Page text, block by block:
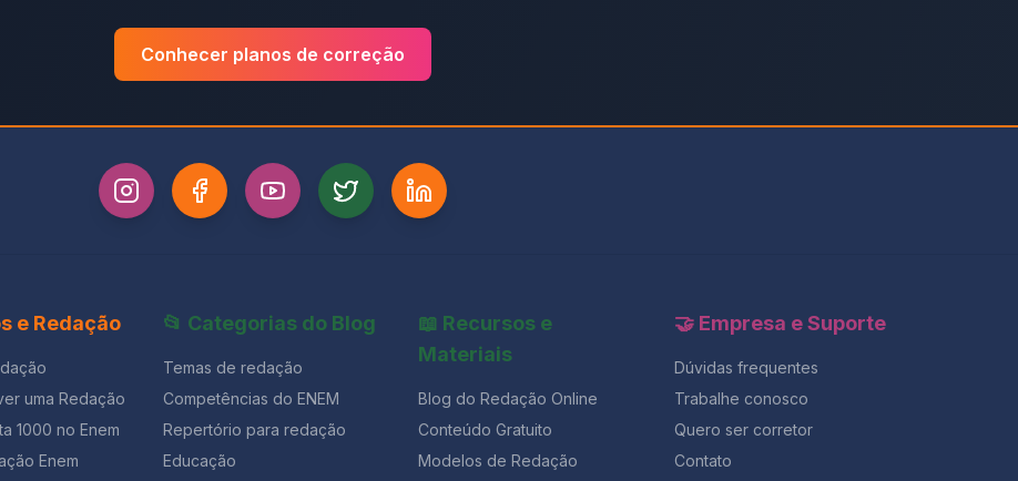
Conhecer planos de correção
e Redação
uma Redação
1000 no Enem
Enem
📂 Categorias do Blog
Temas de redação
Competências do ENEM
Repertório para redação
Educação
📖 Recursos e
Materiais
Blog do Redação Online
Conteúdo Gratuito
Modelos de Redação
🤝 Empresa e Suporte
Dúvidas frequentes
Trabalhe conosco
Quero ser corretor
Contato